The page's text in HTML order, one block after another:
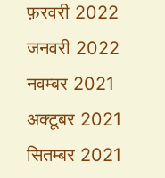
फ़रवरी 2022
जनवरी 2022
नवम्बर 2021
अक्टूबर 2021
सितम्बर 2021